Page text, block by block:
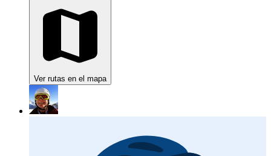
Ver rutas en el mapa